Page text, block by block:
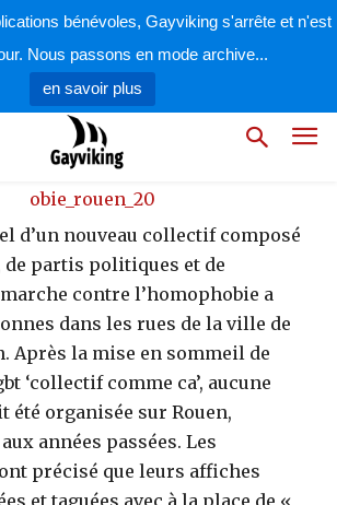
bénévoles, Gayviking s'arrête et n'est
Nous passons en mode archive...
en savoir plus
la rédaction 21 juin 2008
d’un nouveau collectif composé
de partis politiques et de
contre l’homophobie a
dans les rues de la ville de
Après la mise en sommeil de
‘collectif comme ca’, aucune
été organisée sur Rouen,
années passées. Les
précisé que leurs affiches
et taguées avec à la place de «